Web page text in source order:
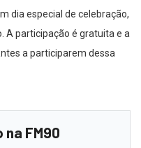
dia especial de celebração,
A participação é gratuita e a
a participarem dessa
FM90